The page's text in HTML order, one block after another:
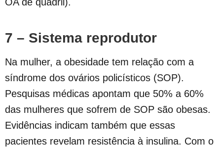
7 – Sistema reprodutor
Na mulher, a obesidade tem relação com a
síndrome dos ovários policísticos (SOP).
Pesquisas médicas apontam que 50% a 60%
das mulheres que sofrem de SOP são obesas.
Evidências indicam também que essas
pacientes revelam resistência à insulina. Com o